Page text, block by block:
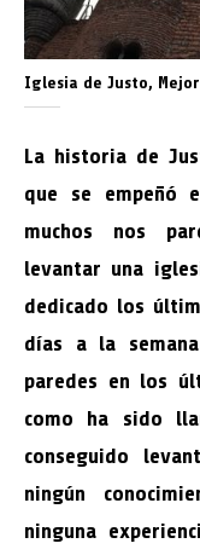
Iglesia de Justo,
La historia de
que se empeñó
muchos nos
levantar una
dedicado los
días a la
paredes en los
como ha sido
conseguido
ningún
ninguna